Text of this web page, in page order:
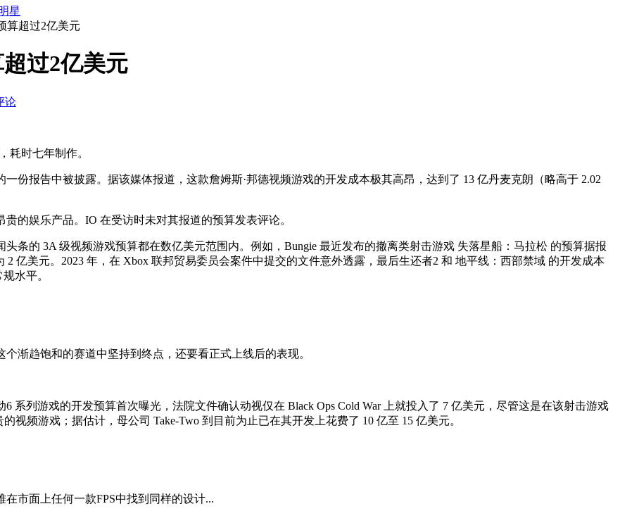
星
算超过2亿美元
过2亿美元
论
耗时七年制作。
份报告中被披露。据该媒体报道，这款詹姆斯·邦德视频游戏的开发成本极其高昂，达到了 13 亿丹麦克朗（略高于 2.02
的娱乐产品。IO 在受访时未对其报道的预算发表评论。
条的 3A 级视频游戏预算都在数亿美元范围内。例如，Bungie 最近发布的撤离类射击游戏 失落星船：马拉松 的预算据报
2 亿美元。2023 年，在 Xbox 联邦贸易委员会案件中提交的文件意外透露，最后生还者2 和 地平线：西部禁域 的开发成本
水平。
渐趋饱和的赛道中坚持到终点，还要看正式上线后的表现。
系列游戏的开发预算首次曝光，法院文件确认动视仅在 Black Ops Cold War 上就投入了 7 亿美元，尽管这是在该射击游戏
视频游戏；据估计，母公司 Take-Two 到目前为止已在其开发上花费了 10 亿至 15 亿美元。
市面上任何一款FPS中找到同样的设计...